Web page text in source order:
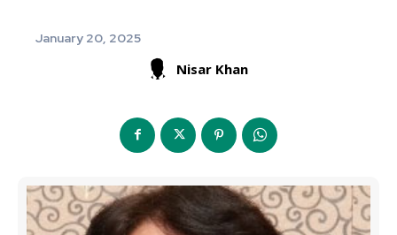
January 20, 2025
Nisar Khan